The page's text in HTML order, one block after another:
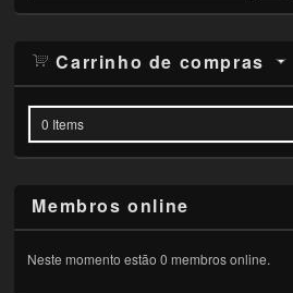
Carrinho de compras
0 Items
Membros online
Neste momento estão 0 membros online.